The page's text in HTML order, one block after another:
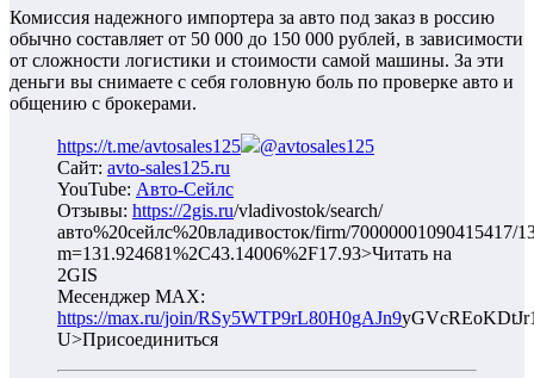
Комиссия надежного импортера за авто под заказ в россию
обычно составляет от 50 000 до 150 000 рублей, в зависимости
от сложности логистики и стоимости самой машины. За эти
деньги вы снимаете с себя головную боль по проверке авто и
общению с брокерами.
https://t.me/avtosales125
@avtosales125
Сайт: avto-sales125.ru
YouTube: Авто-Сейлс
Отзывы: https://2gis.ru/vladivostok/search/
авто%20сейлс%20владивосток/firm/70000001090415417/
m=131.924681%2C43.14006%2F17.93>Читать на
2GIS
Месенджер MAX:
https://max.ru/join/RSy5WTP9rL80H0gAJn9
U>Присоединиться